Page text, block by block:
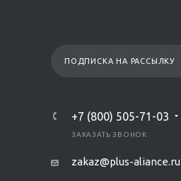
ПОДПИСКА НА РАССЫЛКУ
+7 (800) 505-71-03
ЗАКАЗАТЬ ЗВОНОК
zakaz@plus-aliance.ru